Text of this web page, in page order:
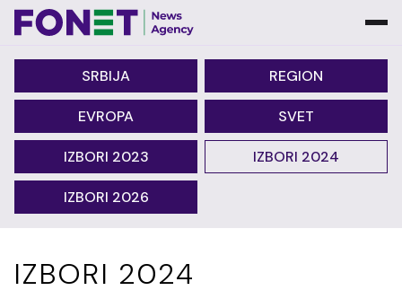
SRBIJA REGION
EVROPA SVET
IZBORI 2023 IZBORI 2024
IZBORI 2026
IZBORI 2024